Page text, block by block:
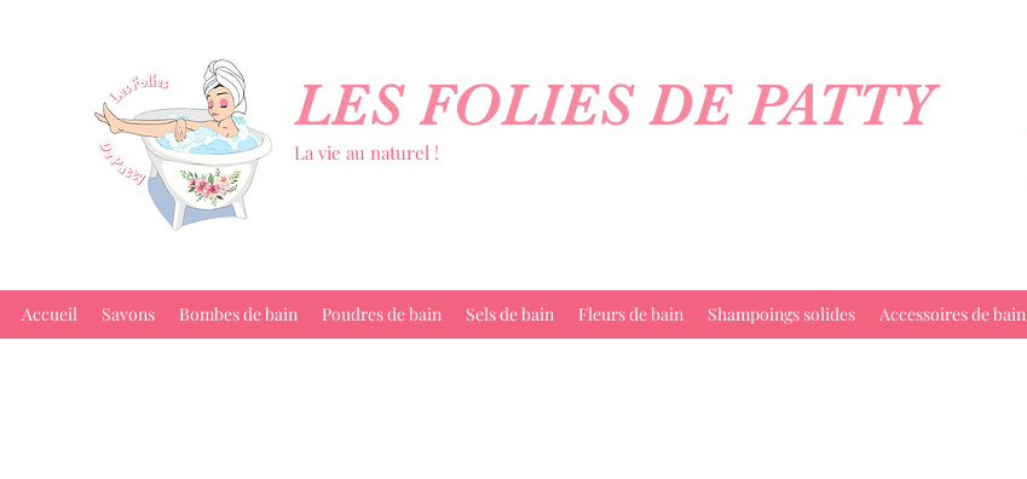
LES FOLIES DE PATTY
La vie au naturel !
Accueil Savons Bombes de bain Poudres de bain Sels de bain Fleurs de bain Shampoings solides Accessoires de bain